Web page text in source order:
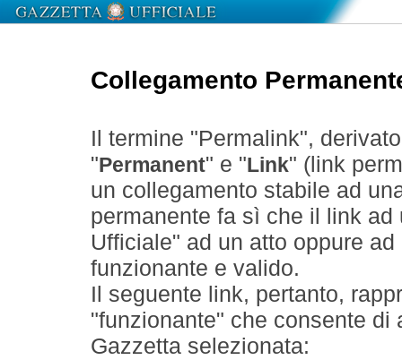
Collegamento
Il termine "Permalink",
" Permanent" e " Link" (link
un collegamento stabile ad
permanente fa sì che il link
Ufficiale" ad un atto oppure
funzionante e valido.
Il seguente link, pertanto,
"funzionante" che consente
Gazzetta selezionata: